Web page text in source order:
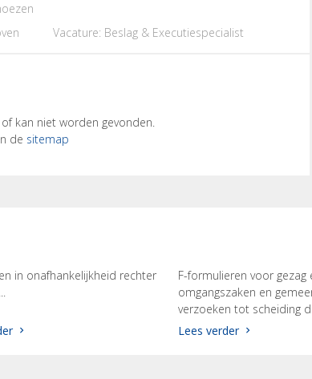
Vacature: Beslag & Executiespecialist
kan niet worden gevonden.
de sitemap
in onafhankelijkheid rechter
F-formulieren voor gezag
omgangszaken en
verzoeken tot scheiding
Lees verder